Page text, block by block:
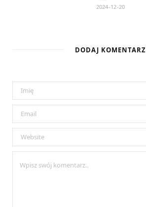
2024-12-20
DODAJ KOMENTARZ